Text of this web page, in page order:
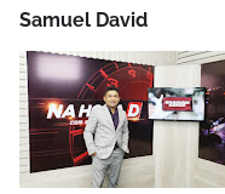
Samuel David